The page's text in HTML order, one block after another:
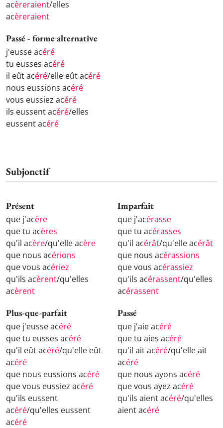
acèreraient/elles
acèreraient
Passé - forme alternative
j'eusse acéré
tu eusses acéré
il eût acéré/elle eût acéré
nous eussions acéré
vous eussiez acéré
ils eussent acéré/elles
eussent acéré
Subjonctif
Présent
que j'acère
que tu acères
qu'il acère/qu'elle acère
que nous acérions
que vous acériez
qu'ils acèrent/qu'elles
acèrent
Imparfait
que j'acérasse
que tu acérasses
qu'il acérât/qu'elle acérât
que nous acérassions
que vous acérassiez
qu'ils acérassent/qu'elles
acérassent
Plus-que-parfait
que j'eusse acéré
que tu eusses acéré
qu'il eût acéré/qu'elle eût
acéré
que nous eussions acéré
que vous eussiez acéré
qu'ils eussent
acéré/qu'elles eussent
acéré
Passé
que j'aie acéré
que tu aies acéré
qu'il ait acéré/qu'elle ait
acéré
que nous ayons acéré
que vous ayez acéré
qu'ils aient acéré/qu'elles
aient acéré